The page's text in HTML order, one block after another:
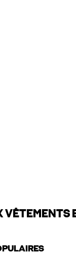
VÊTEMENTS